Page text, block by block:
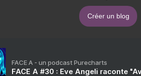
Créer un blog
FACE A - un podcast Purecharts
FACE A #30 : Eve Angeli raconte